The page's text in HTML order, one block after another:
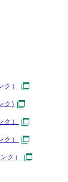
）
ク)
）
）
ク）